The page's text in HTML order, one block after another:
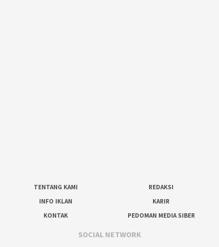
TENTANG KAMI
REDAKSI
INFO IKLAN
KARIR
KONTAK
PEDOMAN MEDIA SIBER
SOCIAL NETWORK